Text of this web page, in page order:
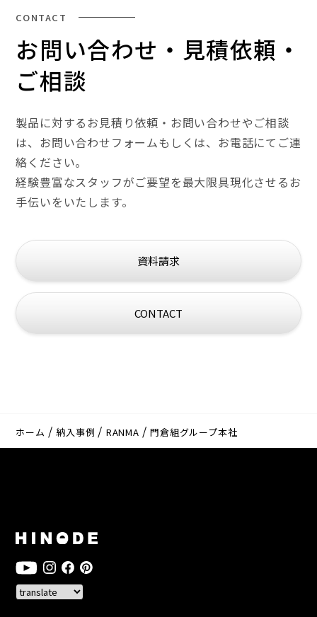
CONTACT
お問い合わせ・見積依頼・
ご相談
製品に対するお見積り依頼・お問い合わせやご相談
は、 お問い合わせフォームもしくは、お電話にてご連
絡ください。
経験豊富なスタッフがご要望を最大限具現化させるお
手伝いをいたします。
資料請求
CONTACT
ホーム 納入事例 RANMA 門倉組グループ本社